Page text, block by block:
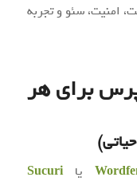
امنیت، سئو و تجربه
برای هر
یاSucuri